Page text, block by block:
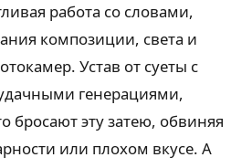
работа со словами,
композиции, света и
Устав от суеты с
генерациями,
бросают эту затею, обвиняя
или плохом вкусе. А